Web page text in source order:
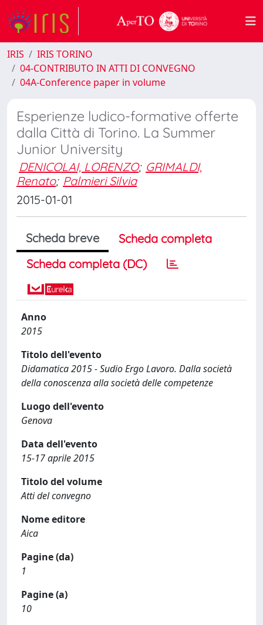
IRIS
IRIS TORINO
04-CONTRIBUTO IN ATTI DI CONVEGNO
04A-Conference paper in volume
Esperienze ludico-formative offerte
dalla Città di Torino. La Summer
Junior University
DENICOLAI, LORENZO; GRIMALDI,
Renato; Palmieri Silvia
2015-01-01
Scheda breve
Scheda completa
Scheda completa (DC)
Anno
2015
Titolo dell'evento
Didamatica 2015 - Sudio Ergo Lavoro. Dalla società
della conoscenza alla società delle competenze
Luogo dell'evento
Genova
Data dell'evento
15-17 aprile 2015
Titolo del volume
Atti del convegno
Nome editore
Aica
Pagine (da)
1
Pagine (a)
10